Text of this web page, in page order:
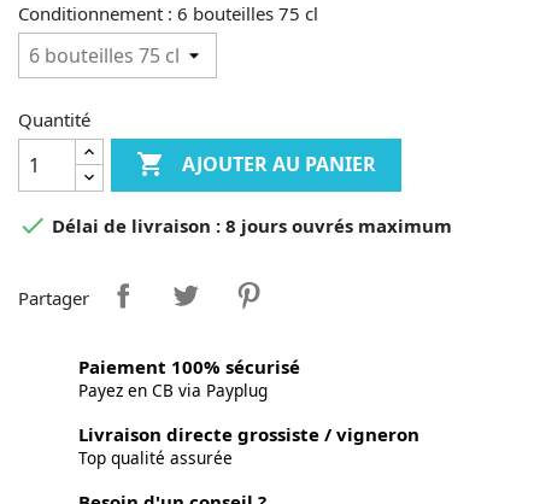
Conditionnement : 6 bouteilles 75 cl
Quantité
 AJOUTER AU PANIER
 Délai de livraison : 8 jours ouvrés maximum
Partager
Paiement 100% sécurisé
Payez en CB via Payplug
Livraison directe grossiste / vigneron
Top qualité assurée